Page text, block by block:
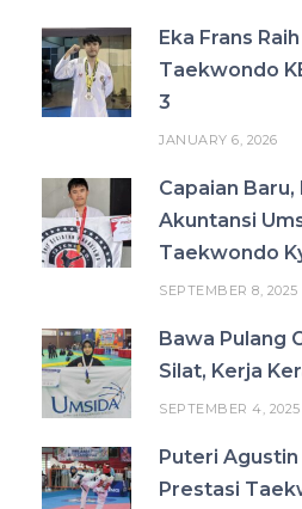
Eka Frans
Taekwondo
3
JANUARY 6, 2026
Capaian
Akuntansi
Taekwondo
SEPTEMBER 8, 2025
Bawa Pulang
Silat, Kerja
SEPTEMBER 4, 2025
Puteri Agustin
Prestasi